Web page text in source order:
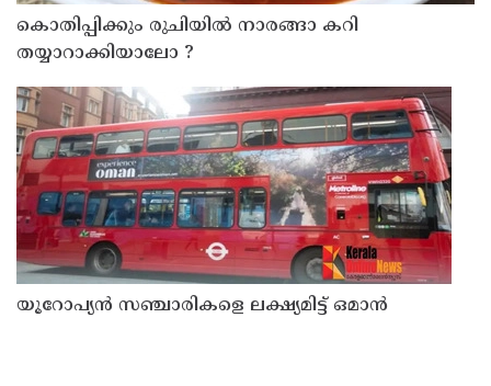
കൊതിപ്പിക്കും രുചിയിൽ നാരങ്ങാ കറി
തയ്യാറാക്കിയാലോ ?
യൂറോപ്യന്‍ സഞ്ചാരികളെ ലക്ഷ്യമിട്ട് ഒമാന്‍